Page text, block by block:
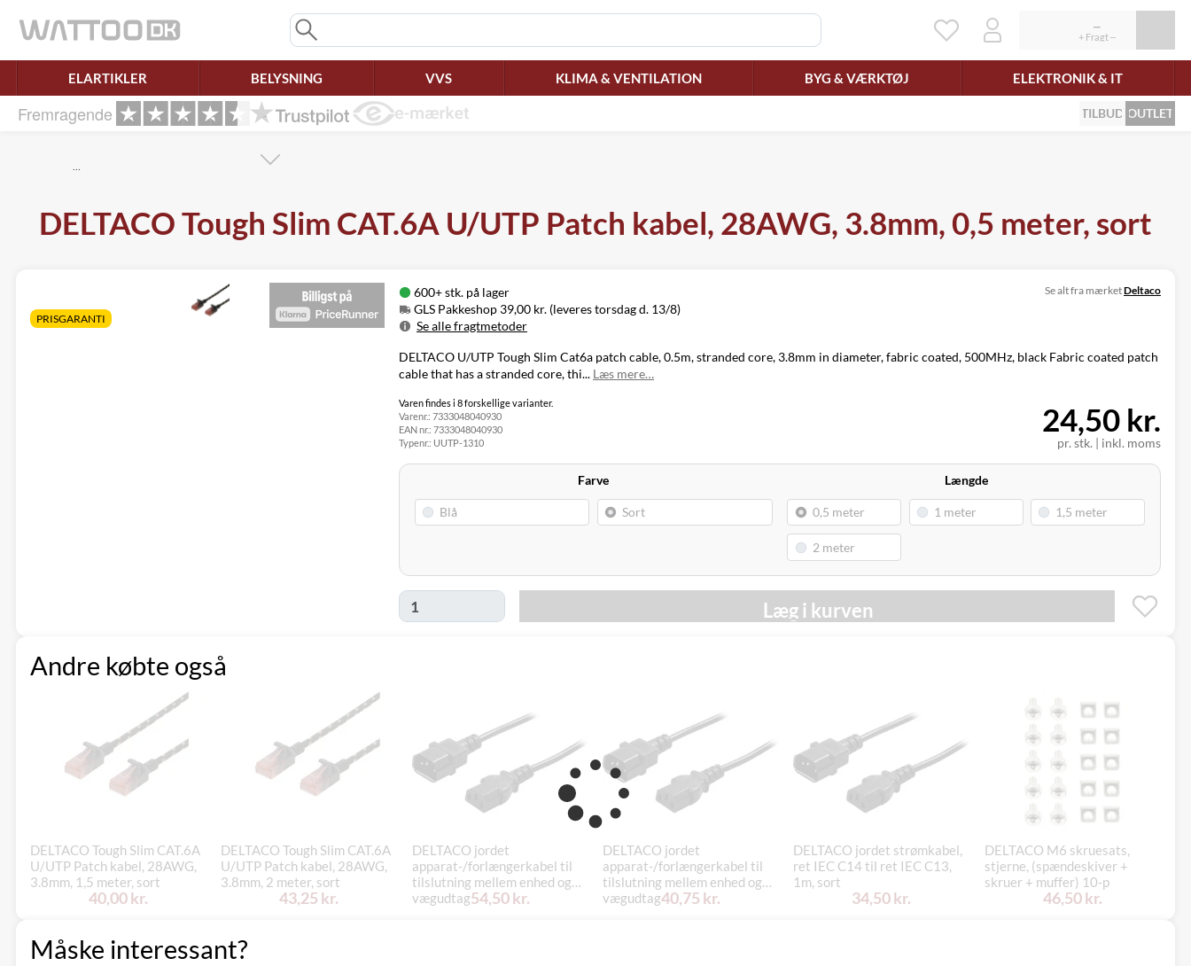
ELARTIKLER BELYSNING VVS KLIMA & VENTILATION BYG & VÆRKTØJ ELEKTRONIK & IT
Fremragende TILBUD OUTLET
…
DELTACO Tough Slim CAT.6A U/UTP Patch kabel, 28AWG, 3.8mm, 0,5 meter, sort
PRISGARANTI
600+ stk. på lager
GLS Pakkeshop 39,00 kr. (leveres torsdag d. 13/8)
Se alle fragtmetoder
Metode
Pris
Leveres
GLS Pakkeshop
39,00 kr.
Torsdag d. 13/8
Hjemmelevering
49,00 kr.
GLS Erhverv
Click&Collect i
Se alt fra mærketDeltaco
DELTACO U/UTP Tough Slim Cat6a patch cable, 0.5m, stranded core, 3.8mm in diameter, fabric coated, 500MHz, black Fabric coated patch
cable that has a stranded core, thi... Læs mere…
Varen findes i 8 forskellige varianter.
Varenr.: 7333048040930
EAN nr.: 7333048040930
Typenr.: UUTP-1310 pr. stk. | inkl. moms
24,50 kr.
Farve Længde
Læg i kurven
Andre købte også
DELTACO Tough Slim CAT.6A
U/UTP Patch kabel, 28AWG,
3.8mm, 1,5 meter, sort
40,00 kr.
DELTACO Tough Slim CAT.6A
U/UTP Patch kabel, 28AWG,
3.8mm, 2 meter, sort
43,25 kr.
DELTACO jordet
apparat-/forlængerkabel til
tilslutning mellem enhed og
vægudtag54,50 kr.
DELTACO jordet
apparat-/forlængerkabel til
tilslutning mellem enhed og
vægudtag40,75 kr.
DELTACO jordet strømkabel,
ret IEC C14 til ret IEC C13,
1m, sort
34,50 kr.
DELTACO M6 skruesats,
stjerne, (spændeskiver +
skruer + muffer) 10-p
46,50 kr.
Måske interessant?
Ret samtykke!